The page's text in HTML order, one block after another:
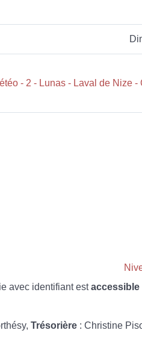
- 2 - Lunas - Laval de Nize
avec identifiant estaccessible
Trésorière : Christine